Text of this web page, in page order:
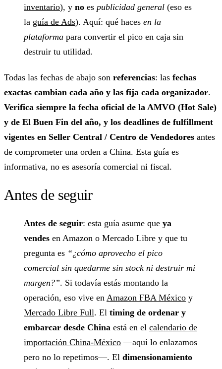
inventario), y no es publicidad general (eso es
la guía de Ads). Aquí: qué haces en la
plataforma para convertir el pico en caja sin
destruir tu utilidad.
Todas las fechas de abajo son referencias: las fechas
exactas cambian cada año y las fija cada organizador.
Verifica siempre la fecha oficial de la AMVO (Hot Sale)
y de El Buen Fin del año, y los deadlines de fulfillment
vigentes en Seller Central / Centro de Vendedores antes
de comprometer una orden a China. Esta guía es
informativa, no es asesoría comercial ni fiscal.
Antes de seguir
Antes de seguir: esta guía asume que ya
vendes en Amazon o Mercado Libre y que tu
pregunta es “¿cómo aprovecho el pico
comercial sin quedarme sin stock ni destruir mi
margen?”. Si todavía estás montando la
operación, eso vive en Amazon FBA México y
Mercado Libre Full. El timing de ordenar y
embarcar desde China está en el calendario de
importación China-México —aquí lo enlazamos
pero no lo repetimos—. El dimensionamiento